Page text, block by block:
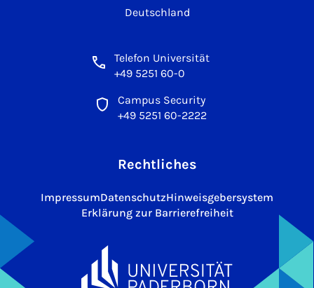
Deutschland
Telefon Universität
+49 5251 60-0
Campus Security
+49 5251 60-2222
Rechtliches
ImpressumDatenschutzHinweisgebersystem
Erklärung zur Barrierefreiheit